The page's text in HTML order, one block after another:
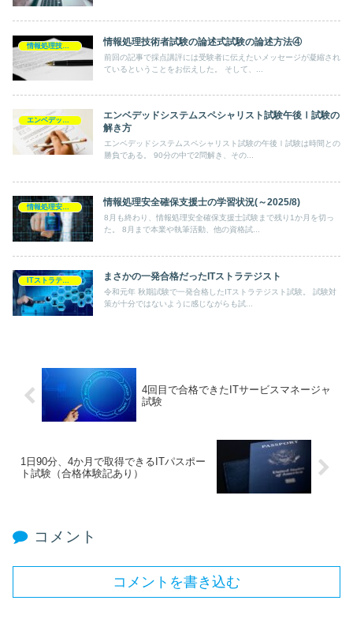
情報処理技術者試験の論述式試験の論述方法④
前回の記事で採点講評には受験者に伝えたいメッセージが凝縮され
ているということをお伝えした。 そして、...
エンベデッドシステムスペシャリスト試験午後Ⅰ試験の
解き方
エンベデッドシステムスペシャリスト試験の午後Ⅰ試験は時間との
勝負である。 90分の中で2問解き、その...
情報処理安全確保支援士の学習状況(～2025/8)
8月も終わり、情報処理安全確保支援士試験まで残り1か月を切っ
た。 8月まで本業や執筆活動、他の資格試...
ITストラテジスト まさかの一発合格だったITストラテジスト
令和元年 秋期試験で一発合格したITストラテジスト試験。 試験対
策が十分ではないように感じながらも試...
4回目で合格できたITサービスマネージャ
試験
1日90分、4か月で取得できるITパスポー
ト試験（合格体験記あり）
コメント
コメントを書き込む